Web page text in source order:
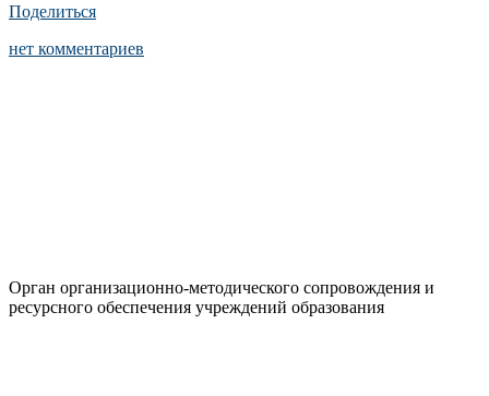
Поделиться
нет комментариев
Орган организационно-методического сопровождения и
ресурсного обеспечения учреждений образования